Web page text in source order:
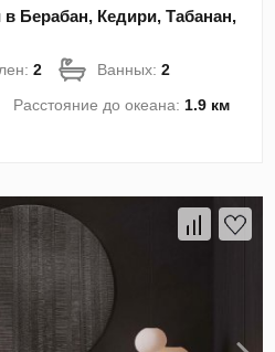
Берабан, Кедири, Табанан,
2 Ванных:2
Расстояние до океана: 1.9 км